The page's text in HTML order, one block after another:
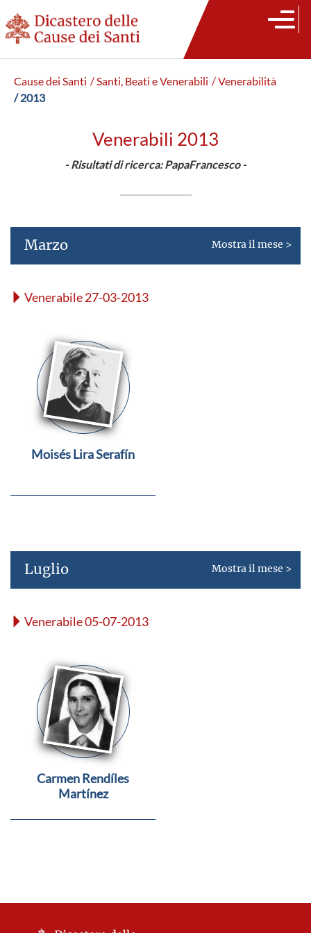
Cause dei Santi / Santi, Beati e Venerabili / Venerabilità
/ 2013
Venerabili 2013
- Risultati di ricerca: PapaFrancesco -
Marzo Mostra il mese >
Venerabile 27-03-2013
Moisés Lira Serafín
Luglio Mostra il mese >
Venerabile 05-07-2013
Carmen Rendíles
Martínez